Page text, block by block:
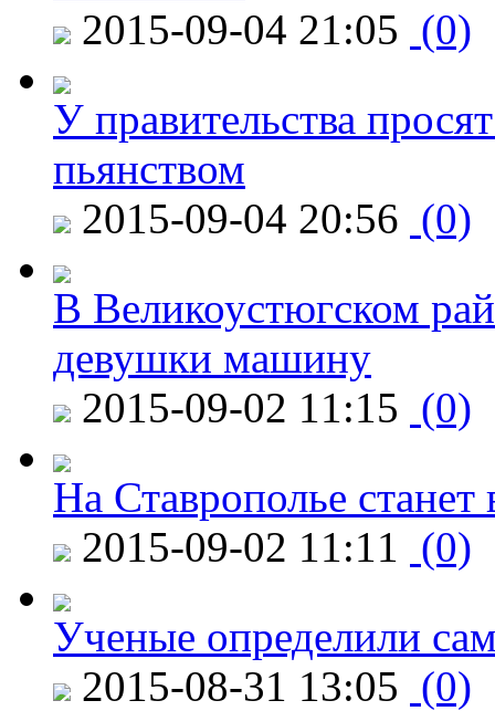
2015-09-04 21:05 (0)
У правительства
пьянством
2015-09-04 20:56 (0)
В Великоустюгском
девушки машину
2015-09-02 11:15 (0)
На Ставрополье
2015-09-02 11:11 (0)
Ученые определили
2015-08-31 13:05 (0)